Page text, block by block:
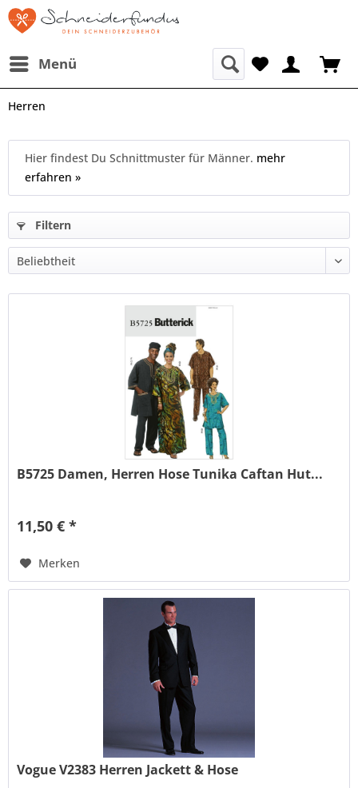
Menü
Herren
Hier findest Du Schnittmuster für Männer. mehr
erfahren »
Filtern
B5725 Damen, Herren Hose Tunika Caftan Hut...
11,50 € *
Merken
Vogue V2383 Herren Jackett & Hose